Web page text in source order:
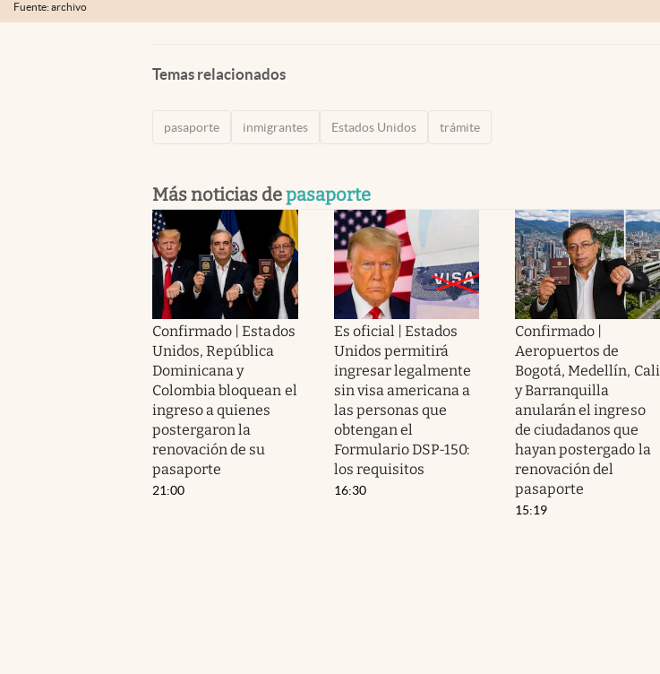
Fuente: archivo
Temas relacionados
pasaporte inmigrantes Estados Unidos trámite
Más noticias depasaporte
Confirmado | Estados
Unidos, República
Dominicana y
Colombia bloquean el
ingreso a quienes
postergaron la
renovación de su
pasaporte
21:00
Es oficial | Estados
Unidos permitirá
ingresar legalmente
sin visa americana a
las personas que
obtengan el
Formulario DSP-150:
los requisitos
16:30
Confirmado |
Aeropuertos de
Bogotá, Medellín, Cali
y Barranquilla
anularán el ingreso
de ciudadanos que
hayan postergado la
renovación del
pasaporte
15:19